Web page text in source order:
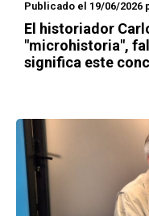
Publicado el 19/06/2026
El historiador
"microhistoria",
significa este